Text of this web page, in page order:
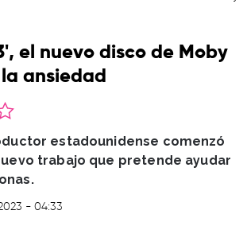
el nuevo disco de Moby
ansiedad
estadounidense comenzó
trabajo que pretende ayudar
- 04:33